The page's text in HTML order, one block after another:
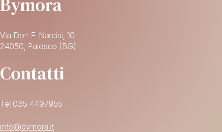
Via Don F. Narcisi, 10
24050, Palosco (BG)
Contatti
Tel 035 4497955
info@bymora.it